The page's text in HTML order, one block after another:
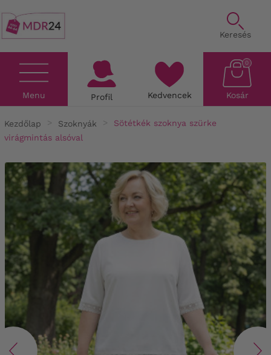
Keresés
Menu Profil Kedvencek Kosár
0
Kezdőlap Szoknyák
Sötétkék szoknya szürke
virágmintás alsóval